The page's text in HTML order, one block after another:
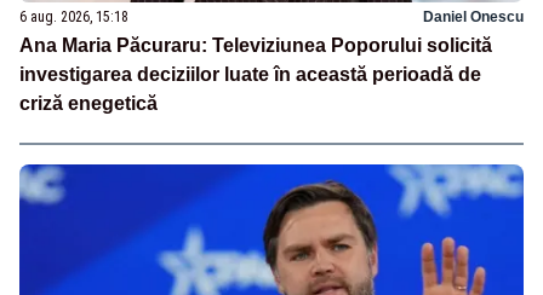
6 aug. 2026, 15:18 Daniel Onescu
Ana Maria Păcuraru: Televiziunea Poporului solicită
investigarea deciziilor luate în această perioadă de
criză enegetică